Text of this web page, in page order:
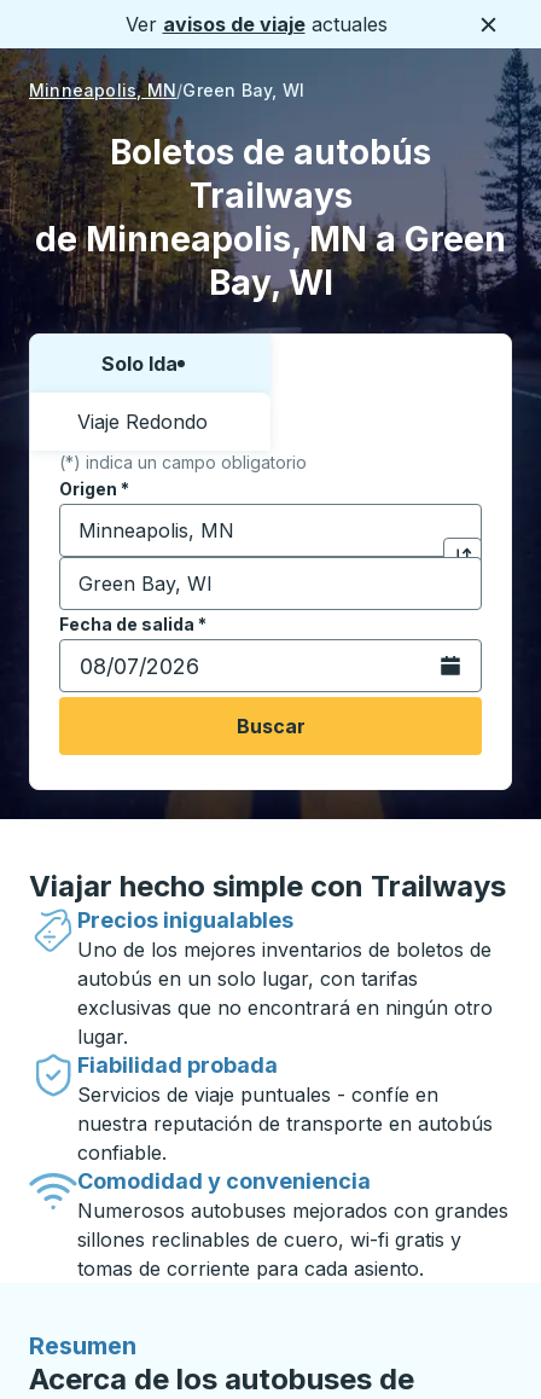
Ver avisos de viajeactuales
Minneapolis, MN Green Bay, WI
Boletos de autobús
Trailways
de Minneapolis, MN a Green
Bay, WI
Elija una forma o viaje de ida y vuelta:
Solo Ida
Viaje Redondo
(*) indica un campo obligatorio
Origen *
Comience a escribir la ciudad de origen para abrir
Haga clic
Destino*
Comience a escribir la ciudad de destino para
Fecha de salida *
Escriba la fecha en formato de fecha Barra diagonal
Abra el
Buscar
Viajar hecho simple con Trailways
Precios inigualables
Uno de los mejores inventarios de boletos de
autobús en un solo lugar, con tarifas
exclusivas que no encontrará en ningún otro
lugar.
Fiabilidad probada
Servicios de viaje puntuales - confíe en
nuestra reputación de transporte en autobús
confiable.
Comodidad y conveniencia
Numerosos autobuses mejorados con grandes
sillones reclinables de cuero, wi-fi gratis y
tomas de corriente para cada asiento.
Resumen
Acerca de los autobuses de